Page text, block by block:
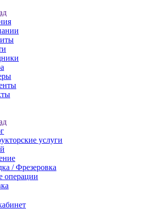
услуги
/ Фрезеровка
операции